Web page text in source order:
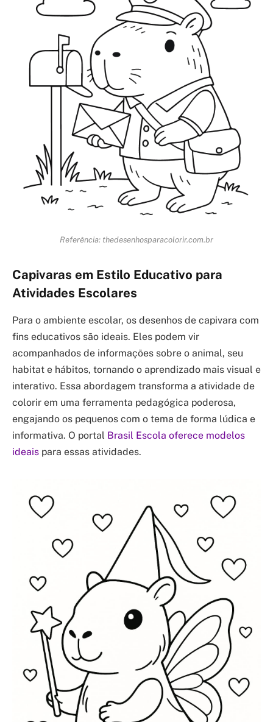
Referência: thedesenhosparacolorir.com.br
Capivaras em Estilo Educativo para
Atividades Escolares
Para o ambiente escolar, os desenhos de capivara com
fins educativos são ideais. Eles podem vir
acompanhados de informações sobre o animal, seu
habitat e hábitos, tornando o aprendizado mais visual e
interativo. Essa abordagem transforma a atividade de
colorir em uma ferramenta pedagógica poderosa,
engajando os pequenos com o tema de forma lúdica e
informativa. O portal Brasil Escola oferece modelos
ideais para essas atividades.